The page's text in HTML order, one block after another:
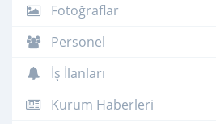
Fotoğraflar
Personel
İş İlanları
Kurum Haberleri